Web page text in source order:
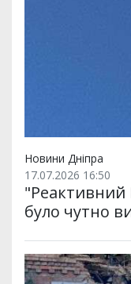
Новини Дніпра
17.07.2026 16:50
"Реактивний
було чутно